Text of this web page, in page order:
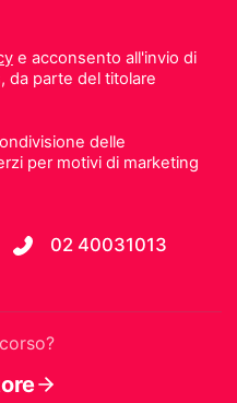
e acconsento all'invio di
da parte del titolare
delle
per motivi di marketing
02 40031013